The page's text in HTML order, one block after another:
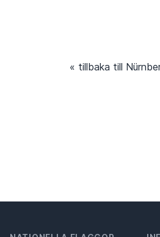
« tillbaka till